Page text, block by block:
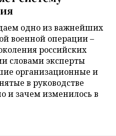
одно из важнейших
военной операции –
российских
словами эксперты
организационные и
в руководстве
и зачем изменилось в